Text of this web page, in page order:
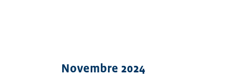
Novembre 2024